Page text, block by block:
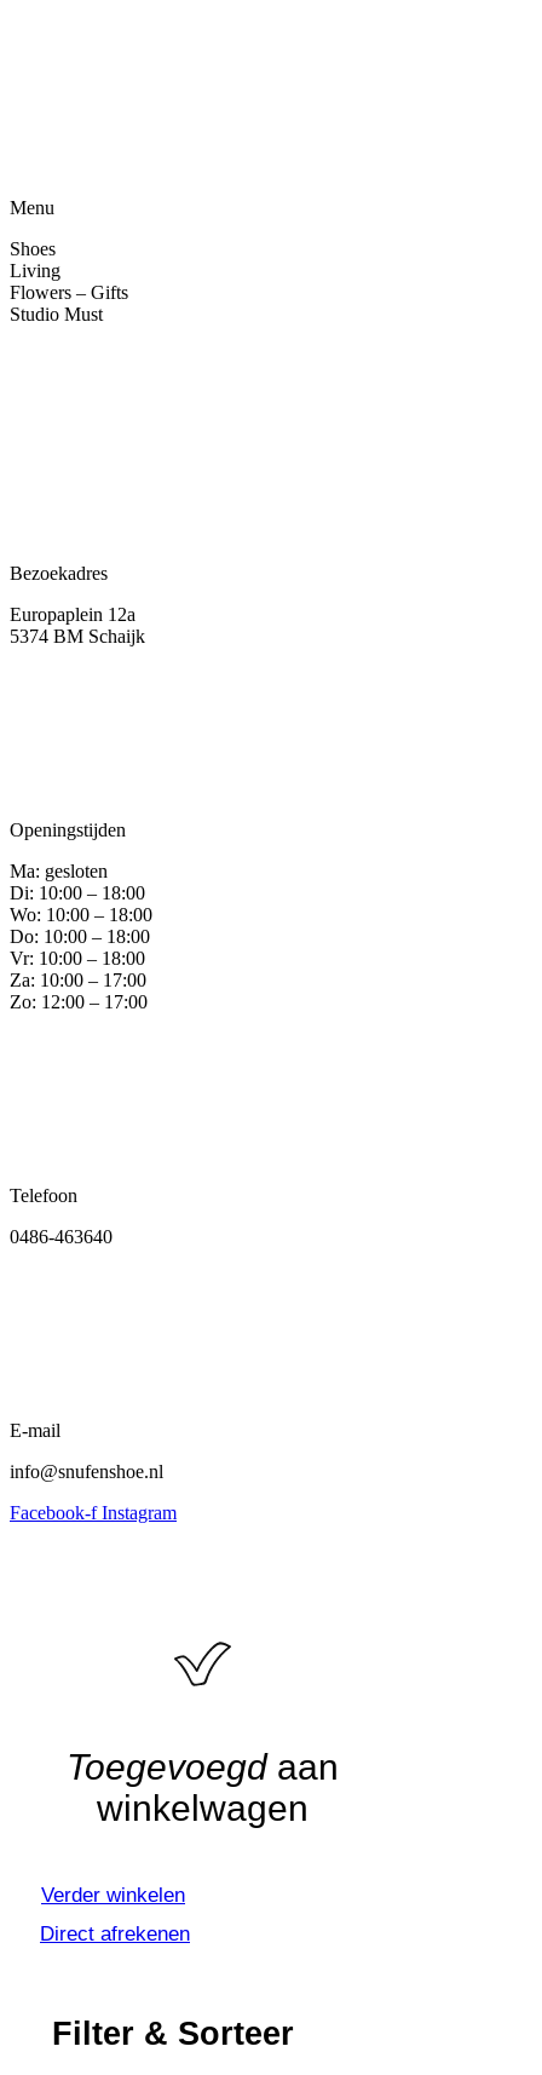
Menu
Shoes
Living
Flowers – Gifts
Studio Must
Bezoekadres
Europaplein 12a
5374 BM Schaijk
Openingstijden
Ma: gesloten
Di: 10:00 – 18:00
Wo: 10:00 – 18:00
Do: 10:00 – 18:00
Vr: 10:00 – 18:00
Za: 10:00 – 17:00
Zo: 12:00 – 17:00
Telefoon
0486-463640
E-mail
info@snufenshoe.nl
Facebook-f Instagram
Toegevoegdaan
winkelwagen
Verder winkelen
Direct afrekenen
Filter & Sorteer